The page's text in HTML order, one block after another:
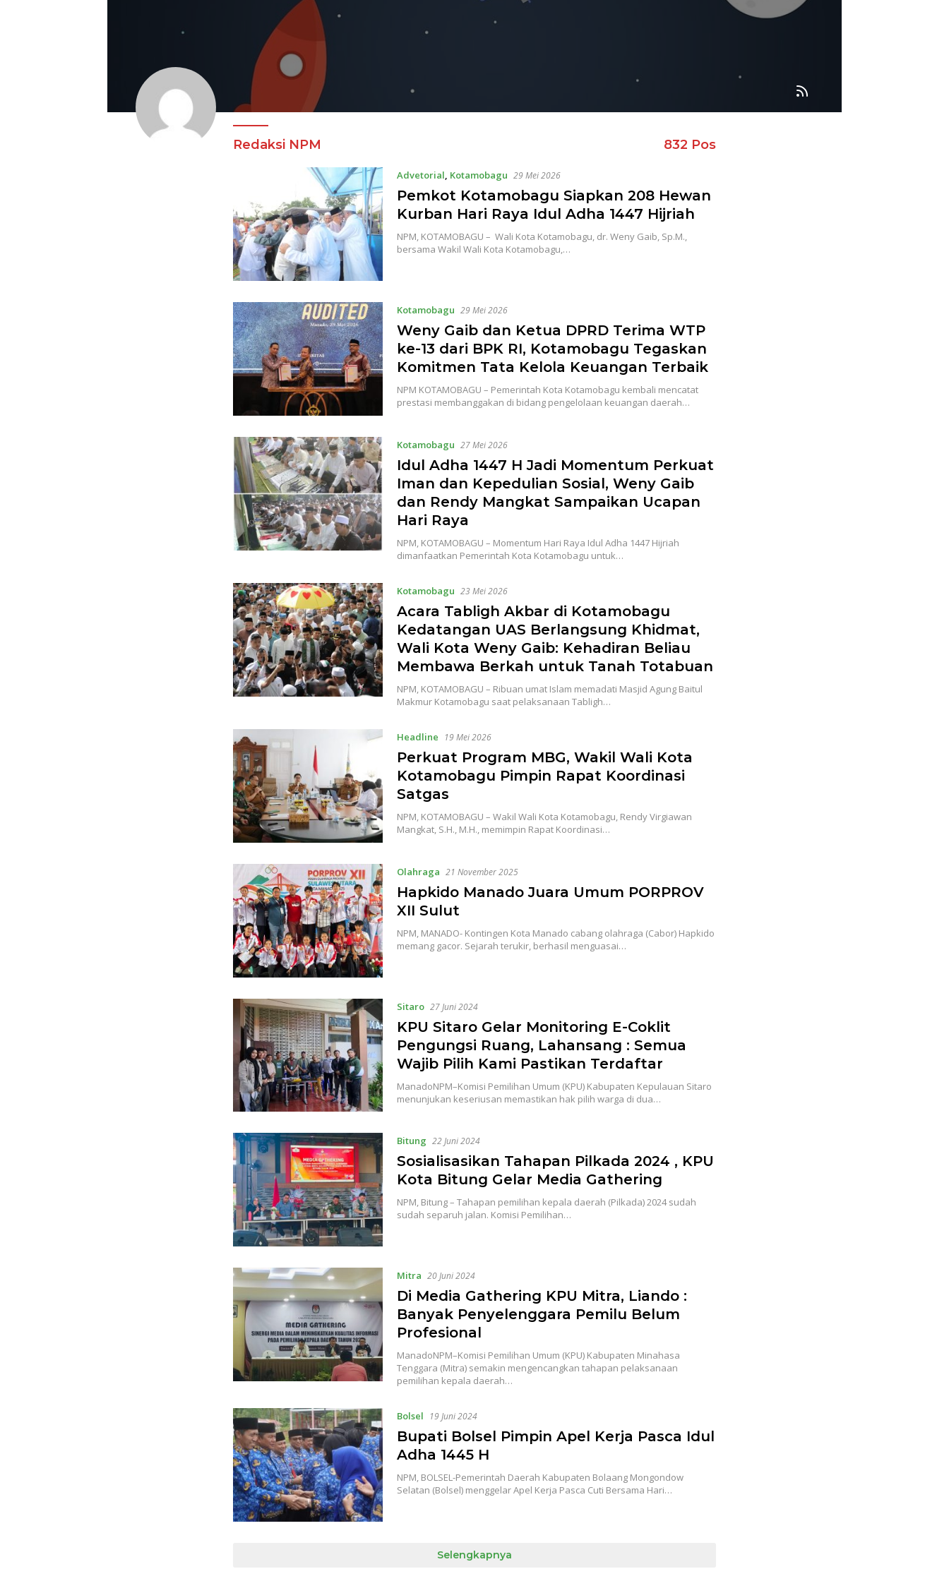
Redaksi NPM 832 Pos
Advetorial Kotamobagu 29 Mei 2026
Pemkot Kotamobagu Siapkan 208 Hewan
Kurban Hari Raya Idul Adha 1447 Hijriah
NPM, KOTAMOBAGU – Wali Kota Kotamobagu, dr. Weny Gaib, Sp.M.,
bersama Wakil Wali Kota Kotamobagu,…
Kotamobagu 29 Mei 2026
Weny Gaib dan Ketua DPRD Terima WTP
ke-13 dari BPK RI, Kotamobagu Tegaskan
Komitmen Tata Kelola Keuangan Terbaik
NPM KOTAMOBAGU – Pemerintah Kota Kotamobagu kembali mencatat
prestasi membanggakan di bidang pengelolaan keuangan daerah…
Kotamobagu 27 Mei 2026
Idul Adha 1447 H Jadi Momentum Perkuat
Iman dan Kepedulian Sosial, Weny Gaib
dan Rendy Mangkat Sampaikan Ucapan
Hari Raya
NPM, KOTAMOBAGU – Momentum Hari Raya Idul Adha 1447 Hijriah
dimanfaatkan Pemerintah Kota Kotamobagu untuk…
Kotamobagu 23 Mei 2026
Acara Tabligh Akbar di Kotamobagu
Kedatangan UAS Berlangsung Khidmat,
Wali Kota Weny Gaib: Kehadiran Beliau
Membawa Berkah untuk Tanah Totabuan
NPM, KOTAMOBAGU – Ribuan umat Islam memadati Masjid Agung Baitul
Makmur Kotamobagu saat pelaksanaan Tabligh…
Headline 19 Mei 2026
Perkuat Program MBG, Wakil Wali Kota
Kotamobagu Pimpin Rapat Koordinasi
Satgas
NPM, KOTAMOBAGU – Wakil Wali Kota Kotamobagu, Rendy Virgiawan
Mangkat, S.H., M.H., memimpin Rapat Koordinasi…
Olahraga 21 November 2025
Hapkido Manado Juara Umum PORPROV
XII Sulut
NPM, MANADO- Kontingen Kota Manado cabang olahraga (Cabor) Hapkido
memang gacor. Sejarah terukir, berhasil menguasai…
Sitaro 27 Juni 2024
KPU Sitaro Gelar Monitoring E-Coklit
Pengungsi Ruang, Lahansang : Semua
Wajib Pilih Kami Pastikan Terdaftar
ManadoNPM–Komisi Pemilihan Umum (KPU) Kabupaten Kepulauan Sitaro
menunjukan keseriusan memastikan hak pilih warga di dua…
Bitung 22 Juni 2024
Sosialisasikan Tahapan Pilkada 2024 , KPU
Kota Bitung Gelar Media Gathering
NPM, Bitung – Tahapan pemilihan kepala daerah (Pilkada) 2024 sudah
sudah separuh jalan. Komisi Pemilihan…
Mitra 20 Juni 2024
Di Media Gathering KPU Mitra, Liando :
Banyak Penyelenggara Pemilu Belum
Profesional
ManadoNPM–Komisi Pemilihan Umum (KPU) Kabupaten Minahasa
Tenggara (Mitra) semakin mengencangkan tahapan pelaksanaan
pemilihan kepala daerah…
Bolsel 19 Juni 2024
Bupati Bolsel Pimpin Apel Kerja Pasca Idul
Adha 1445 H
NPM, BOLSEL-Pemerintah Daerah Kabupaten Bolaang Mongondow
Selatan (Bolsel) menggelar Apel Kerja Pasca Cuti Bersama Hari…
Selengkapnya